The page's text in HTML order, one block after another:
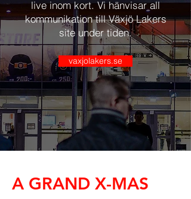
live inom kort. Vi hänvisar all
kommunikation till Växjö Lakers
site under tiden.
vaxjolakers.se
A GRAND X-MAS